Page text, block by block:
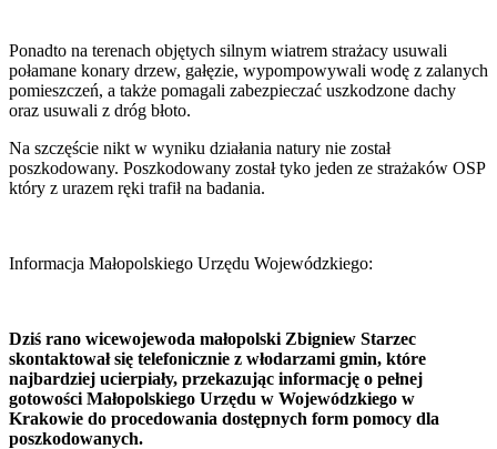
Ponadto na terenach objętych silnym wiatrem strażacy usuwali
połamane konary drzew, gałęzie, wypompowywali wodę z zalanych
pomieszczeń, a także pomagali zabezpieczać uszkodzone dachy
oraz usuwali z dróg błoto.
Na szczęście nikt w wyniku działania natury nie został
poszkodowany. Poszkodowany został tyko jeden ze strażaków OSP
który z urazem ręki trafił na badania.
Informacja Małopolskiego Urzędu Wojewódzkiego:
Dziś rano wicewojewoda małopolski Zbigniew Starzec
skontaktował się telefonicznie z włodarzami gmin, które
najbardziej ucierpiały, przekazując informację o pełnej
gotowości Małopolskiego Urzędu w Wojewódzkiego w
Krakowie do procedowania dostępnych form pomocy dla
poszkodowanych.